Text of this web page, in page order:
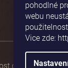
pohodlné
webu
Vice zde:
. Všechna